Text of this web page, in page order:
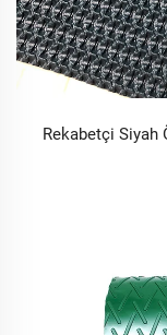
Rekabetçi Siyah